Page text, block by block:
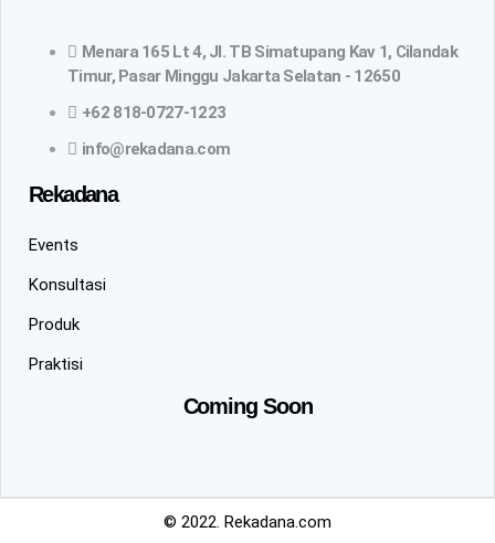
Menara 165 Lt 4, Jl. TB Simatupang Kav 1, Cilandak
Timur, Pasar Minggu Jakarta Selatan - 12650
+62 818-0727-1223
info@rekadana.com
Rekadana
Events
Konsultasi
Produk
Praktisi
Coming Soon
© 2022. Rekadana.com